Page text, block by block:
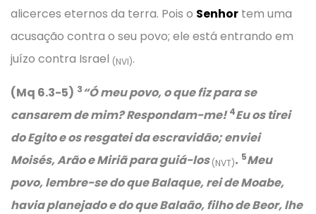
alicerces eternos da terra. Pois o Senhor tem uma
acusação contra o seu povo; ele está entrando em
juízo contra Israel (NVI).
(Mq 6.3-5) 3“Ó meu povo, o que fiz para se
cansarem de mim? Respondam-me! 4Eu os tirei
do Egito e os resgatei da escravidão; enviei
Moisés, Arão e Miriã para guiá-los(NVT). 5Meu
povo, lembre-se do que Balaque, rei de Moabe,
havia planejado e do que Balaão, filho de Beor, lhe